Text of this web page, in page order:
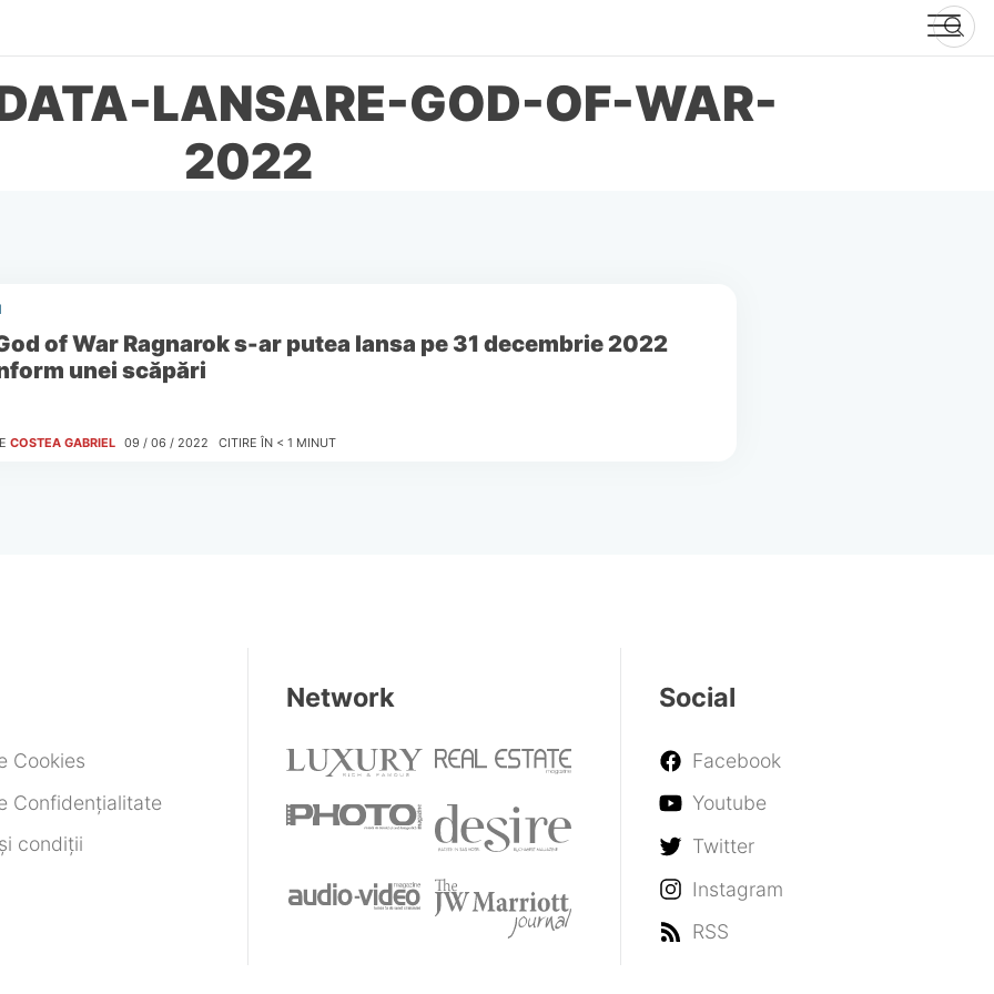
LANSARE-GOD-OF-WAR-
2022
of War Ragnarok s-ar putea lansa pe 31 decembrie 2022
unei scăpări
COSTEA GABRIEL 09 / 06 / 2022 CITIRE ÎN < 1 MINUT
Cookies
Confidențialitate
condiții
Network Social
Facebook
Youtube
Twitter
Instagram
RSS